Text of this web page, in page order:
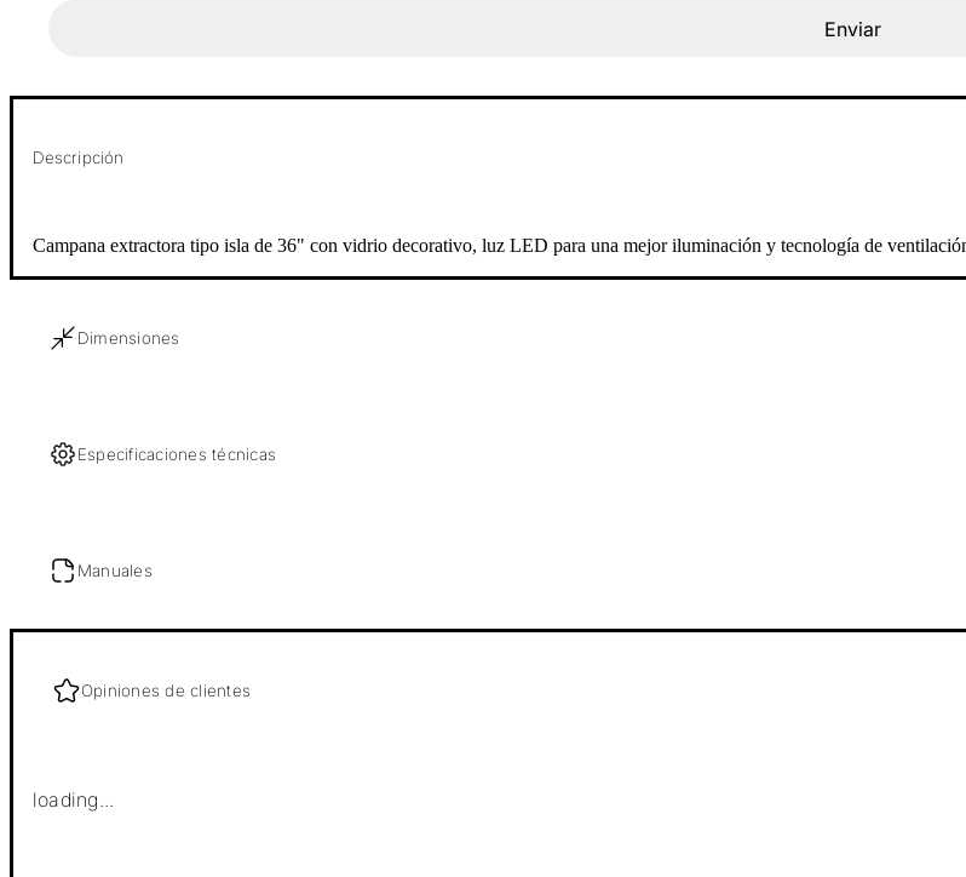
Enviar
Descripción
Campana extractora tipo isla de 36" con vidrio decorativo, luz LED para una mejor iluminación y tecnología de
Dimensiones
Especificaciones técnicas
Manuales
Opiniones de clientes
loading...